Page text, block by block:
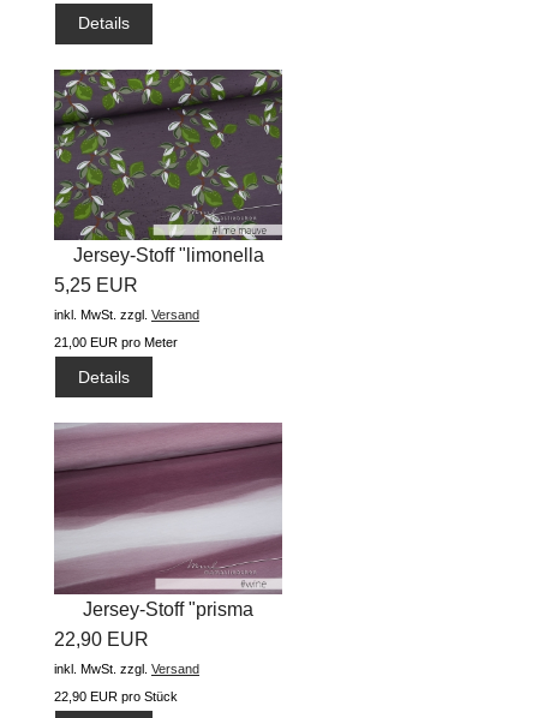
Details
Jersey-Stoff "limonella
5,25 EUR
inkl. MwSt. zzgl. Versand
21,00 EUR pro Meter
Details
Jersey-Stoff "prisma
watercolor...
22,90 EUR
inkl. MwSt. zzgl. Versand
22,90 EUR pro Stück